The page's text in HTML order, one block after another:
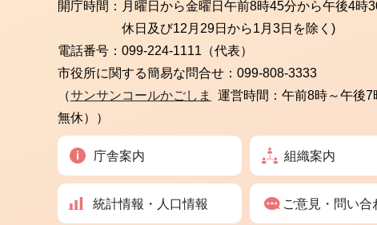
開庁時間： 月曜日から金曜日 午前8時45分から午後4時
休日及び12月29日から1月3日を除く)
電話番号： 099-224-1111（代表）
市役所に関する簡易な問合せ： 099-808-3333
（サンサンコールかごしま
運営時間：午前8時～午後7
無休））
庁舎案内 組織案内
統計情報・人口情報 ご意見・問い合